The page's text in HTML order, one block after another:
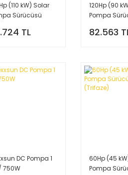
(110 kW) Solar
Sürücüsü
TL
120Hp (90
Pompa
82.563
DC Pompa 1
750W
60Hp (45
Pompa